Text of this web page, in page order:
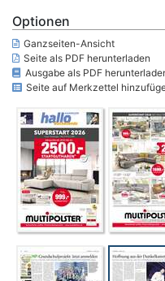
Optionen
Ganzseiten-Ansicht
Seite als PDF herunterladen
Ausgabe als PDF
Seite auf Merkzettel